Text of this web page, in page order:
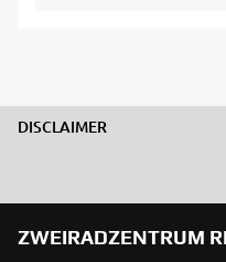
DISCLAIMER
ZWEIRADZENTRUM